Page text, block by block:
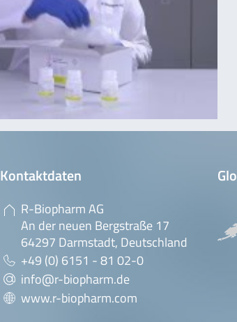
Kontaktdaten
R-Biopharm AG
An der neuen Bergstraße 17
64297 Darmstadt, Deutschland
+49 (0) 6151 - 81 02-0
info@r-biopharm.de
www.r-biopharm.com